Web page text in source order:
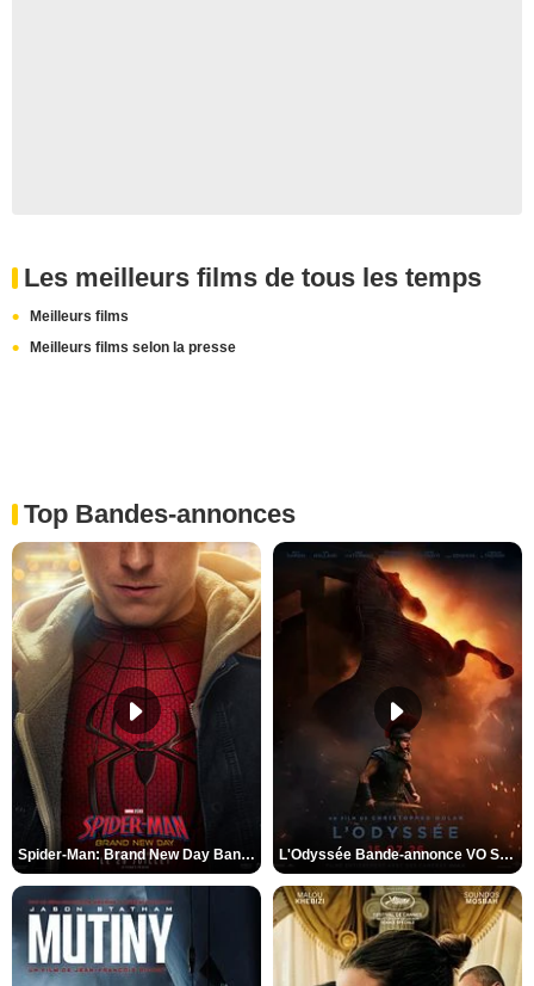
Les meilleurs films de tous les temps
Meilleurs films
Meilleurs films selon la presse
Top Bandes-annonces
Spider-Man: Brand New Day Bande-annonce VO STFR L'Odyssée Bande-annonce VO STFR